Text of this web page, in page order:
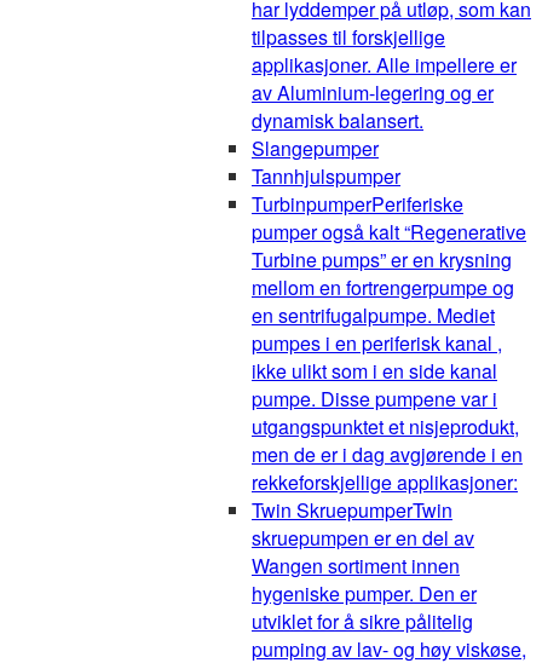
har lyddemper på utløp, som kan
tilpasses til forskjellige
applikasjoner. Alle impellere er
av Aluminium-legering og er
dynamisk balansert.
Slangepumper
Tannhjulspumper
TurbinpumperPeriferiske
pumper også kalt “Regenerative
Turbine pumps” er en krysning
mellom en fortrengerpumpe og
en sentrifugalpumpe. Mediet
pumpes i en periferisk kanal ,
ikke ulikt som i en side kanal
pumpe. Disse pumpene var i
utgangspunktet et nisjeprodukt,
men de er i dag avgjørende i en
rekkeforskjellige applikasjoner:
Twin SkruepumperTwin
skruepumpen er en del av
Wangen sortiment innen
hygeniske pumper. Den er
utviklet for å sikre pålitelig
pumping av lav- og høy viskøse,